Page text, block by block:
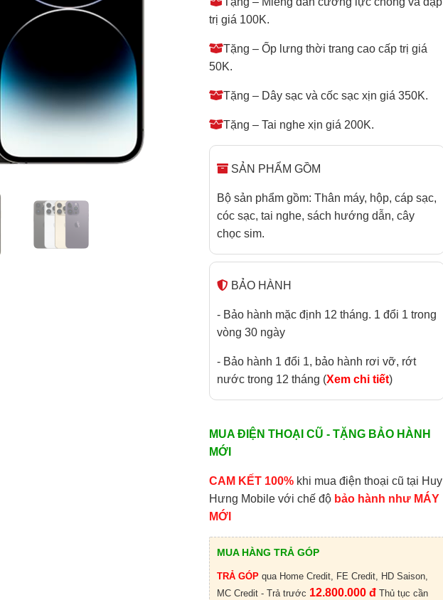
trị giá 100K.
Tặng – Ốp lưng thời trang cao cấp trị giá
50K.
Tặng – Dây sạc và cốc sạc xịn giá 350K.
Tặng – Tai nghe xịn giá 200K.
SẢN PHẨM GỒM
Bộ sản phẩm gồm: Thân máy, hộp, cáp sạc,
cóc sạc, tai nghe, sách hướng dẫn, cây
chọc sim.
BẢO HÀNH
- Bảo hành mặc định 12 tháng. 1 đổi 1 trong
vòng 30 ngày
- Bảo hành 1 đổi 1, bảo hành rơi vỡ, rớt
nước trong 12 tháng (Xem chi tiết)
MUA ĐIỆN THOẠI CŨ - TẶNG BẢO HÀNH
MỚI
CAM KẾT 100%khi mua điện thoại cũ tại Huy
Hưng Mobile với chế độ bảo hành như MÁY
MỚI
MUA HÀNG TRẢ GÓP
TRẢ GÓPqua Home Credit, FE Credit, HD Saison,
MC Credit - Trả trước 12.800.000 đThủ tục cần